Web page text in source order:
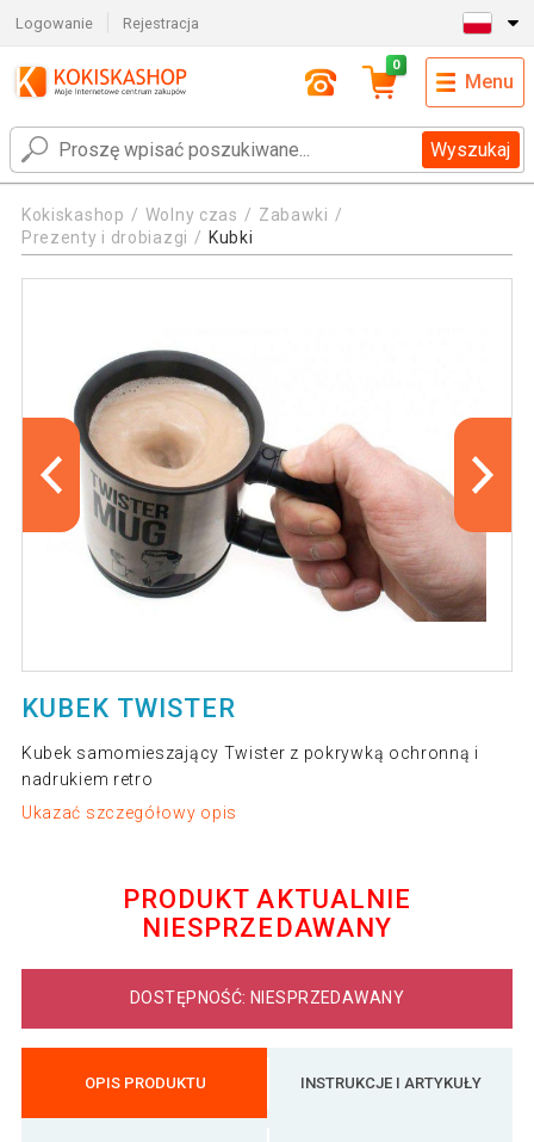
Logowanie Rejestracja
Wyszukaj
0
Menu
Kokiskashop Wolny czas
Zabawki
Prezenty i drobiazgi
Kubki
KUBEK TWISTER
Kubek samomieszający Twister z pokrywką ochronną i
nadrukiem retro
Ukazać szczegółowy opis
PRODUKT AKTUALNIE
NIESPRZEDAWANY
DOSTĘPNOŚĆ: NIESPRZEDAWANY
OPIS PRODUKTU INSTRUKCJE I ARTYKUŁY